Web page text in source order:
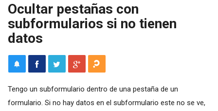
Ocultar pestañas con
subformularios si no tienen
datos
Tengo un subformulario dentro de una pestaña de un
formulario. Si no hay datos en el subformulario este no se ve,